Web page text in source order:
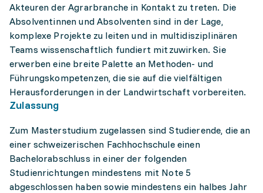
Akteuren der Agrarbranche in Kontakt zu treten. Die
Absolventinnen und Absolventen sind in der Lage,
komplexe Projekte zu leiten und in multidisziplinären
Teams wissenschaftlich fundiert mitzuwirken. Sie
erwerben eine breite Palette an Methoden- und
Führungskompetenzen, die sie auf die vielfältigen
Herausforderungen in der Landwirtschaft vorbereiten.
Zulassung
Zum Masterstudium zugelassen sind Studierende, die an
einer schweizerischen Fachhochschule einen
Bachelorabschluss in einer der folgenden
Studienrichtungen mindestens mit Note 5
abgeschlossen haben sowie mindestens ein halbes Jahr